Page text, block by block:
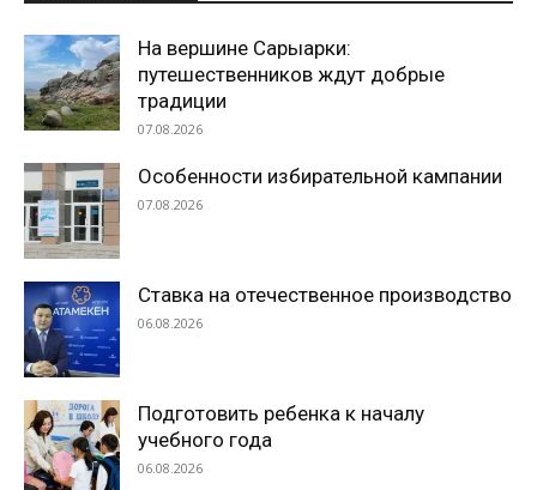
На вершине Сарыарки:
путешественников ждут добрые
традиции
07.08.2026
Особенности избирательной кампании
07.08.2026
Ставка на отечественное производство
06.08.2026
Подготовить ребенка к началу
учебного года
06.08.2026